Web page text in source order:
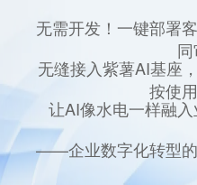
无需开发！一键部署
无缝接入紫薯AI基座
按使
让AI像水电一样融
——企业数字化转型的